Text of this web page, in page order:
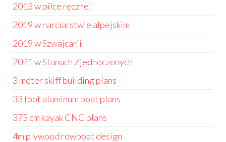
2013 w piłce ręcznej
2019 w narciarstwie alpejskim
2019 w Szwajcarii
2021 w Stanach Zjednoczonych
3 meter skiff building plans
33 foot aluminum boat plans
375 cm kayak CNC plans
4m plywood rowboat design